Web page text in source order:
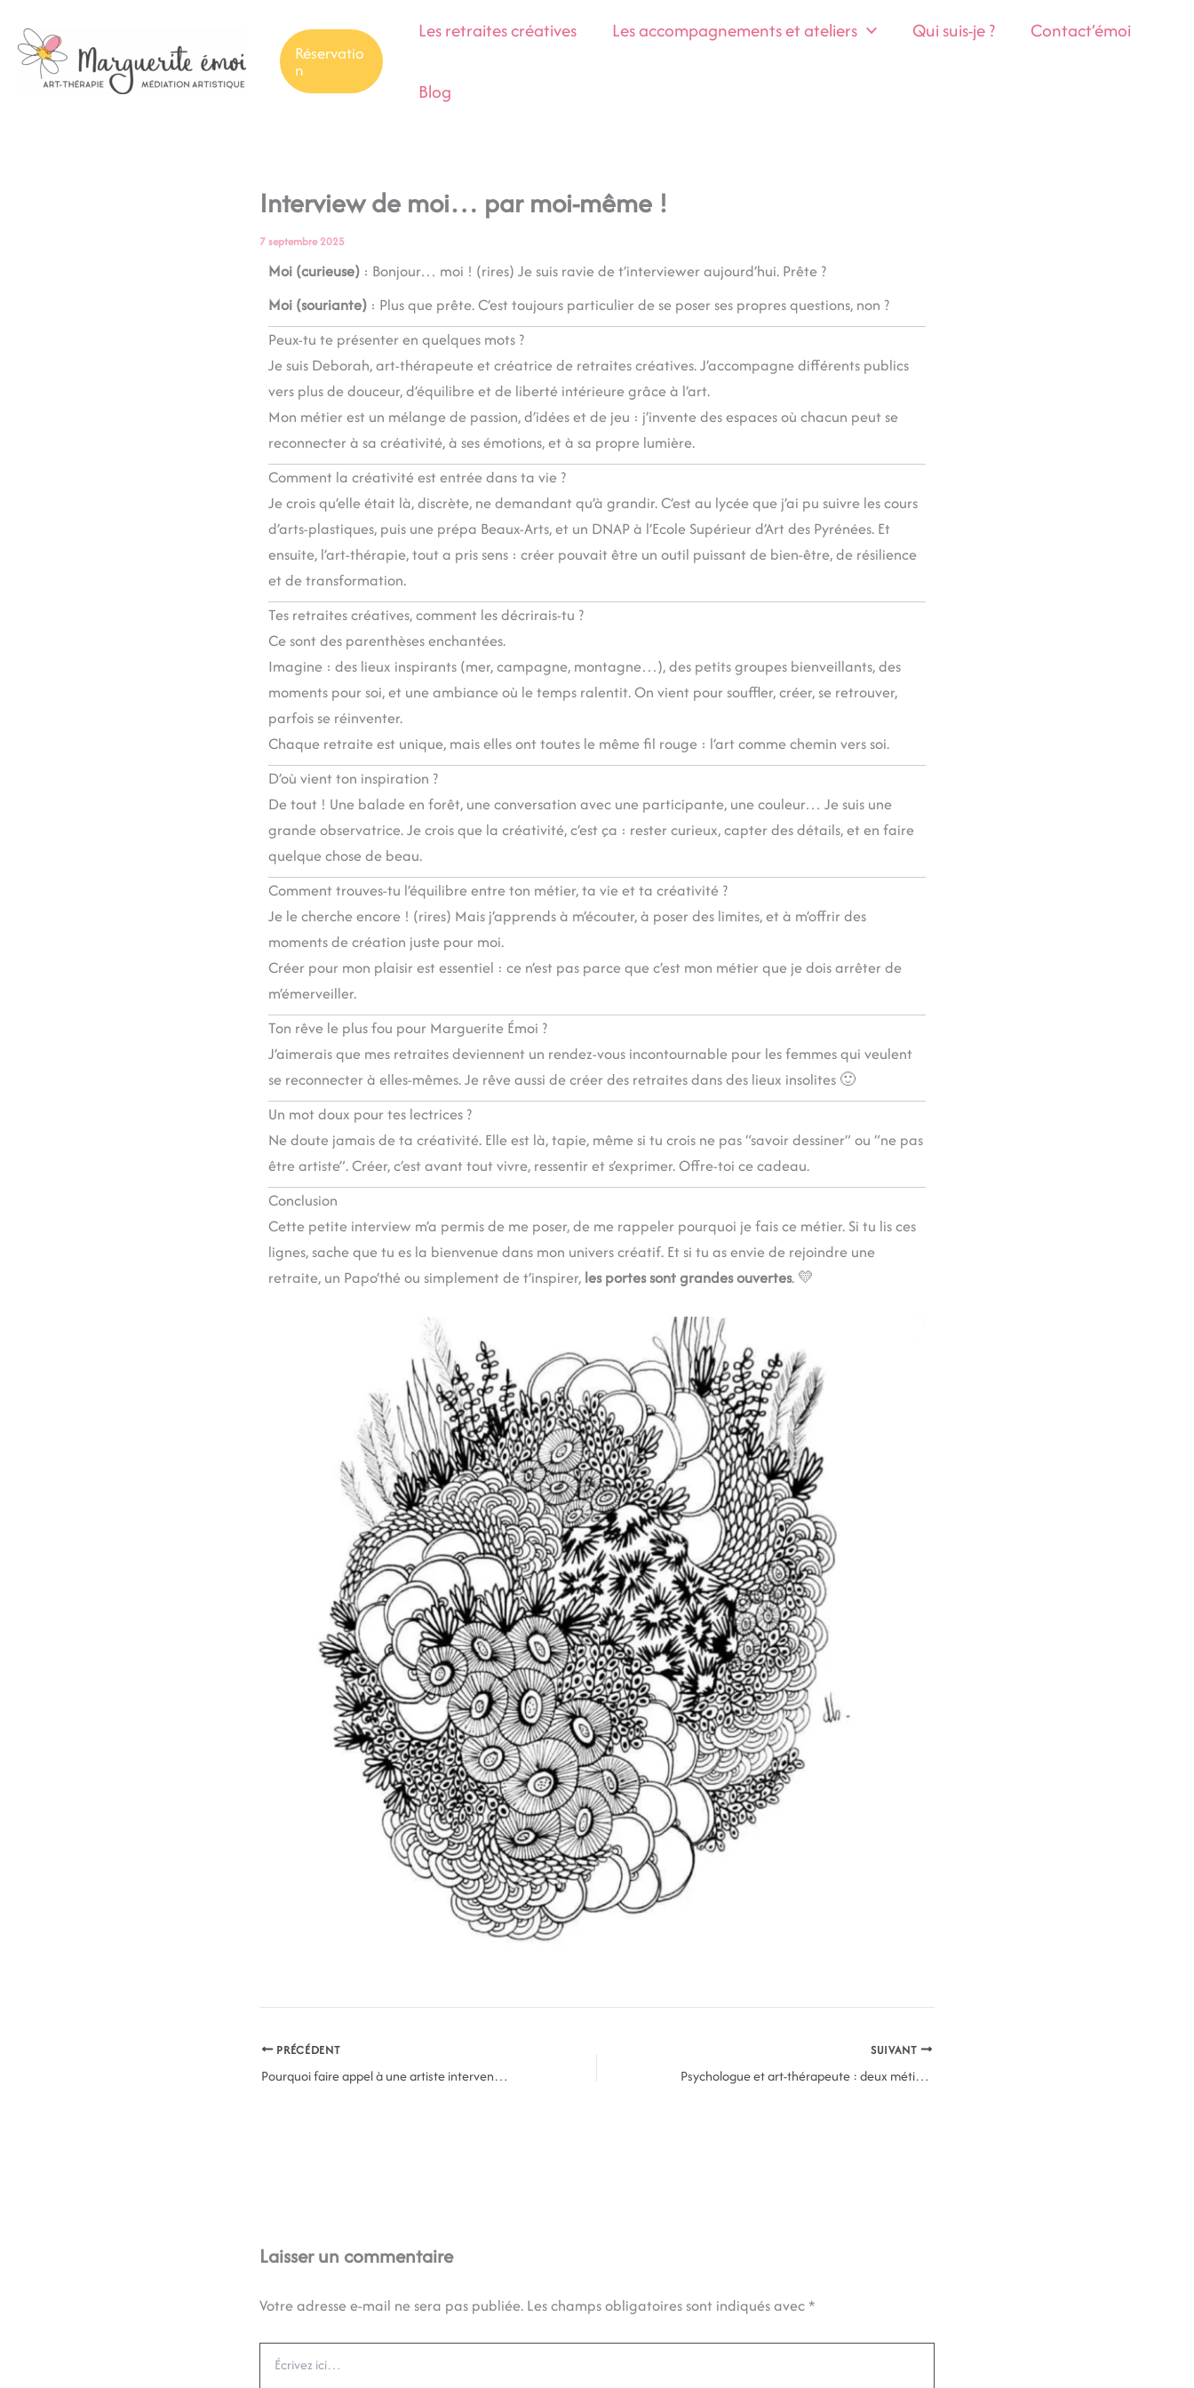
contenu
Réservatio
n
Les retraites créatives Les accompagnements et ateliers Qui suis-je ? Contact’émoi
Blog
Interview de moi… par moi-même !
7 septembre 2025
Moi (curieuse) : Bonjour… moi ! (rires) Je suis ravie de t’interviewer aujourd’hui. Prête ?
Moi (souriante) : Plus que prête. C’est toujours particulier de se poser ses propres questions, non ?
Peux-tu te présenter en quelques mots ?
Je suis Deborah, art-thérapeute et créatrice de retraites créatives. J’accompagne différents publics
vers plus de douceur, d’équilibre et de liberté intérieure grâce à l’art.
Mon métier est un mélange de passion, d’idées et de jeu : j’invente des espaces où chacun peut se
reconnecter à sa créativité, à ses émotions, et à sa propre lumière.
Comment la créativité est entrée dans ta vie ?
Je crois qu’elle était là, discrète, ne demandant qu’à grandir. C’est au lycée que j’ai pu suivre les cours
d’arts-plastiques, puis une prépa Beaux-Arts, et un DNAP à l’Ecole Supérieur d’Art des Pyrénées. Et
ensuite, l’art-thérapie, tout a pris sens : créer pouvait être un outil puissant de bien-être, de résilience
et de transformation.
Tes retraites créatives, comment les décrirais-tu ?
Ce sont des parenthèses enchantées.
Imagine : des lieux inspirants (mer, campagne, montagne…), des petits groupes bienveillants, des
moments pour soi, et une ambiance où le temps ralentit. On vient pour souffler, créer, se retrouver,
parfois se réinventer.
Chaque retraite est unique, mais elles ont toutes le même fil rouge : l’art comme chemin vers soi.
D’où vient ton inspiration ?
De tout ! Une balade en forêt, une conversation avec une participante, une couleur… Je suis une
grande observatrice. Je crois que la créativité, c’est ça : rester curieux, capter des détails, et en faire
quelque chose de beau.
Comment trouves-tu l’équilibre entre ton métier, ta vie et ta créativité ?
Je le cherche encore ! (rires) Mais j’apprends à m’écouter, à poser des limites, et à m’offrir des
moments de création juste pour moi.
Créer pour mon plaisir est essentiel : ce n’est pas parce que c’est mon métier que je dois arrêter de
m’émerveiller.
Ton rêve le plus fou pour Marguerite Émoi ?
J’aimerais que mes retraites deviennent un rendez-vous incontournable pour les femmes qui veulent
se reconnecter à elles-mêmes. Je rêve aussi de créer des retraites dans des lieux insolites 🙂
Un mot doux pour tes lectrices ?
Ne doute jamais de ta créativité. Elle est là, tapie, même si tu crois ne pas “savoir dessiner” ou “ne pas
être artiste”. Créer, c’est avant tout vivre, ressentir et s’exprimer. Offre-toi ce cadeau.
Conclusion
Cette petite interview m’a permis de me poser, de me rappeler pourquoi je fais ce métier. Si tu lis ces
lignes, sache que tu es la bienvenue dans mon univers créatif. Et si tu as envie de rejoindre une
retraite, un Papo’thé ou simplement de t’inspirer, les portes sont grandes ouvertes. 💛
PRÉCÉDENT
Pourquoi faire appel à une artiste intervenante dans vos projets scolaires ?
SUIVANT
Psychologue et art-thérapeute : deux métiers différents, deux approches complémentaires
Laisser un commentaire
Votre adresse e-mail ne sera pas publiée. Les champs obligatoires sont indiqués avec*
ici…